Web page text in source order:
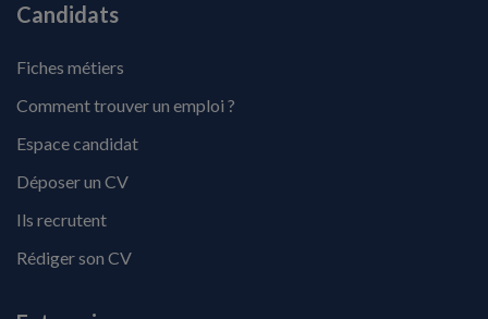
Candidats
Fiches métiers
Comment trouver un emploi ?
Espace candidat
Déposer un CV
Ils recrutent
Rédiger son CV